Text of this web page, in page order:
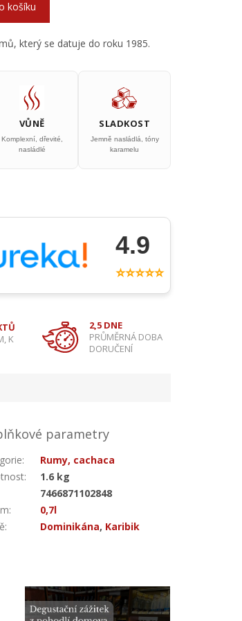
košíku
který se datuje do roku 1985.
VŮNĚ
Komplexní, dřevité,
nasládlé
SLADKOST
Jemně nasládlá, tóny
karamelu
4.9
⭐⭐⭐⭐⭐
K
2,5 DNE
PRŮMĚRNÁ DOBA
DORUČENÍ
parametry
:
Rumy, cachaca
:
1.6 kg
7466871102848
:
0,7l
: Dominikána, Karibik